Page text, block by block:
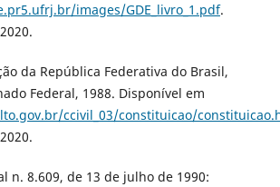
images/GDE_livro_1.pdf.
da República Federativa do Brasil,
Federal, 1988. Disponível em
ccivil_03/constituicao/
n. 8.609, de 13 de julho de 1990: